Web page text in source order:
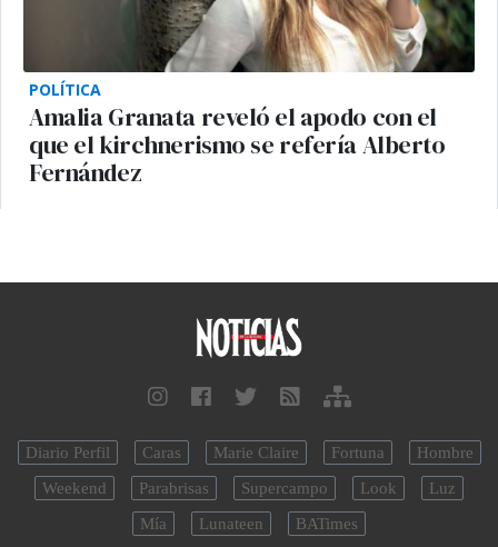
POLÍTICA
Amalia Granata reveló el apodo con el
que el kirchnerismo se refería Alberto
Fernández
Diario Perfil Caras Marie Claire Fortuna
Hombre
Weekend
Parabrisas Supercampo Look
Luz
Mía
Lunateen BATimes